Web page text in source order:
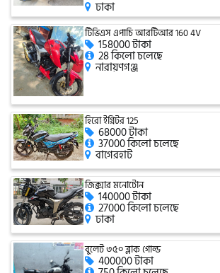
গ্রীন টাইগার (Green Tiger)
বীটল বোল্ট (Beetle Bolt)
বেনেলি (Benelli)
বেনেট (Bennett)
বিএমডাব্লিউ (BMW)
ঢাকা
টিভিএস এপাচি আরটিআর 160 4V
158000 টাকা
28 কিলো চলেছে
নারায়ণগঞ্জ
হিরো ইগ্নিটর 125
68000 টাকা
37000 কিলো চলেছে
বাগেরহাট
জিক্সার মনোটোন
140000 টাকা
27000 কিলো চলেছে
ঢাকা
বুলেট ৩৫০ ব্লাক গোল্ড
400000 টাকা